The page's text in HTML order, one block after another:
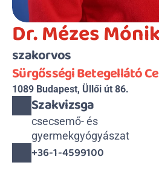
Dr. Mézes
szakorvos
Sürgősségi Betegellátó
1089 Budapest, Üllői út 86.
Szakvizsga
csecsemő- és
gyermekgyógyászat
+36-1-4599100